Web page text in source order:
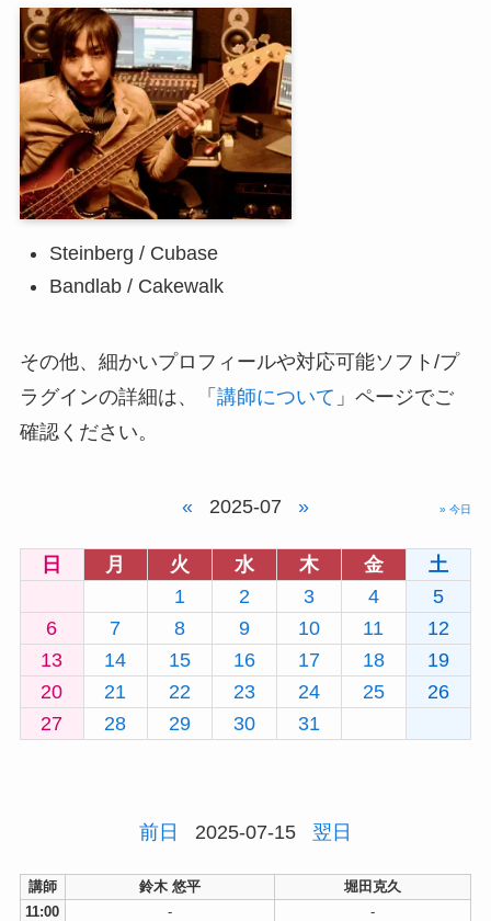
Steinberg / Cubase
Bandlab / Cakewalk
その他、細かいプロフィールや対応可能ソフト/プ
ラグインの詳細は、「 講師について 」ページでご
確認ください。
« 2025-07 » » 今日
日 月 火 水 木 金
土
1
2 3 4
5
6
7 8 9 10 11
12
13
14 15 16 17 18
19
20
21 22 23 24 25
26
27
28 29 30 31
前日 2025-07-15 翌日
講師 鈴木 悠平
堀田克久
11:00
-
-